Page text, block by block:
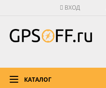
ВХОД
КАТАЛОГ